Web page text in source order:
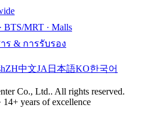
BTS/MRT · Malls
ร & การรับรอง
ZH中文JA 日本語KO한국어
Co., Ltd.. All rights reserved.
years of excellence